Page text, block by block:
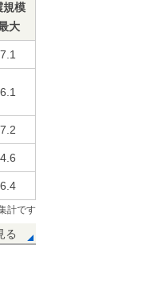
規模
大
計です
る